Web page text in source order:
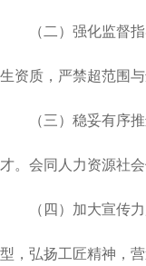
（二）强化监督指
生资质，严禁超范围与
（三）稳妥有序推进
才。会同人力资源社
（四）加大宣传力
型，弘扬工匠精神，